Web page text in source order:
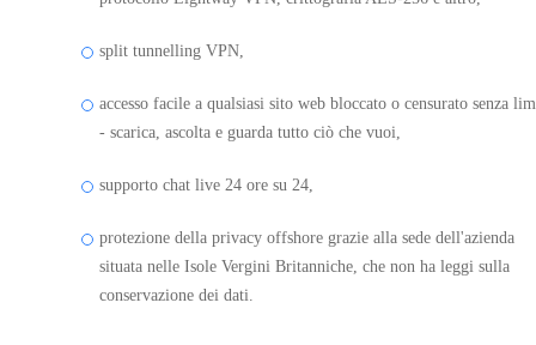
split tunnelling VPN,
accesso facile a qualsiasi sito web bloccato o censurato senza
- scarica, ascolta e guarda tutto ciò che vuoi,
supporto chat live 24 ore su 24,
protezione della privacy offshore grazie alla sede dell'azienda
situata nelle Isole Vergini Britanniche, che non ha leggi sulla
conservazione dei dati.